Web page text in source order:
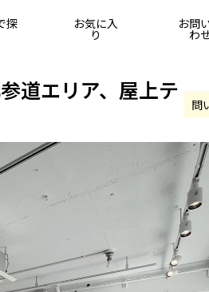
探 お気に入
り
お問
わ
道エリア、屋上テ
問